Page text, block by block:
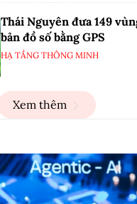
Thái Nguyên đưa 149
bản đồ số bằng GPS
HẠ TẦNG THÔNG MINH
Xem thêm